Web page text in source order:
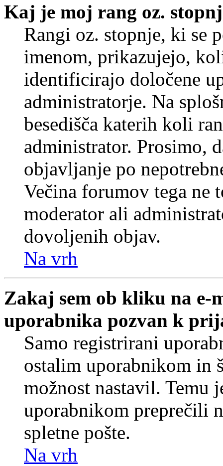
Kaj je moj rang oz.
Rangi oz. stopnje, ki se
imenom, prikazujejo,
identificirajo določene
administratorje. Na
besedišča katerih koli
administrator. Prosimo,
objavljanje po
Večina forumov tega ne
moderator ali
dovoljenih objav.
Na vrh
Zakaj sem ob kliku na e-
uporabnika pozvan k
Samo registrirani
ostalim uporabnikom in
možnost nastavil. Temu
uporabnikom preprečili
spletne pošte.
Na vrh